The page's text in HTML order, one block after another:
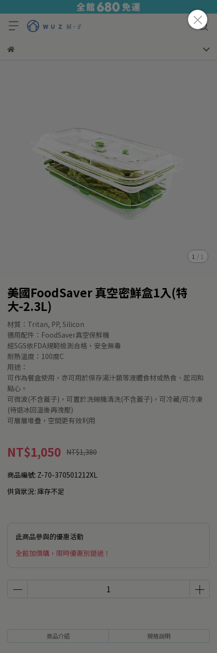
1 / 1
美國FoodSaver 真空密鮮盒1入(特
大-2.3L)
材質：Tritan, PP, Silicon
適用配件：FoodSaver真空保鮮機
經SGS依FDA規範檢測合格，安全無毒
耐熱溫度：100度C
用途：
可作為餐盒使用，亦可用於保存湯汁類等液體食材或熱食、起司和
點心。
可微波(不含蓋子)，可置於洗碗機清洗(不含蓋子)，可冷藏/可冷凍
(待退冰回溫後再洩壓)
可層層堆疊，空間更有效利用
NT$1,050 NT$1,380
商品編號: Z-70-370501212XL
供貨狀況: 庫存不足
此商品參與的優惠活動
全館加價購，限時優惠別錯過！
商品介紹 規格說明